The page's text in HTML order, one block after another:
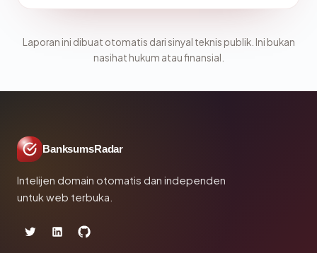
Laporan ini dibuat otomatis dari sinyal teknis publik. Ini bukan
nasihat hukum atau finansial.
BanksumsRadar
Intelijen domain otomatis dan independen
untuk web terbuka.